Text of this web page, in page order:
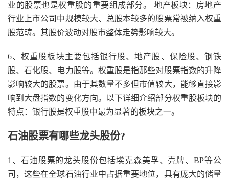
业的股票也是权重股的重要组成部分。 地产板块：房地产
行业上市公司中规模较大、总股本较多的股票常被纳入权重
股范畴。其股价波动对股市整体走势影响较大。
6、权重股板块主要包括银行股、地产股、保险股、钢铁
股、石化股、电力股等。权重股是指那些对股票指数的升降
影响较大的股票。由于其数量不多但市值较大，能够直接影
响到大盘指数的变化方向。以下详细介绍部分权重股板块的
特点：银行股是权重股中最为显著的板块之一。
石油股票有哪些龙头股份?
1、石油股票的龙头股份包括埃克森美孚、壳牌、BP等公
司，这些在全球石油行业中占据重要地位，具有庞大的储量